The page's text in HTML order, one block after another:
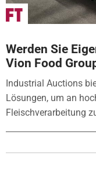
Werden Sie
Vion Food
Industrial Auctions
Lösungen, um an
Fleischverarbeitung